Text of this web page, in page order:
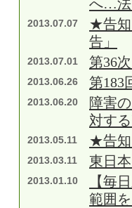
へ…法
2013.07.07
★告
告」
2013.07.01 第36
2013.06.26 第183
2013.06.20
障害
対す
2013.05.11 ★告
2013.03.11 東日
2013.01.10
【毎
範囲